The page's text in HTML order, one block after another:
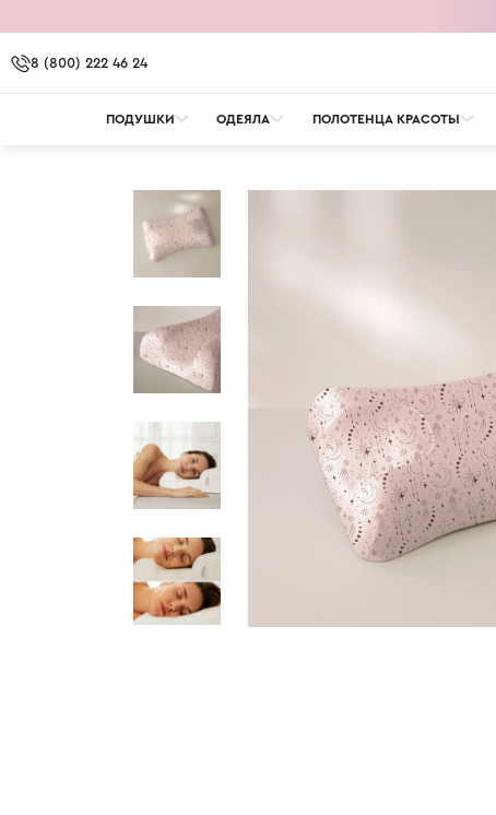
8 (800) 222 46 24
ПОДУШКИ
OMNIA. ПРОТИВ БАКТЕРИЙ
ОДЕЯЛА ПОЛОТЕНЦА КРАСОТЫ